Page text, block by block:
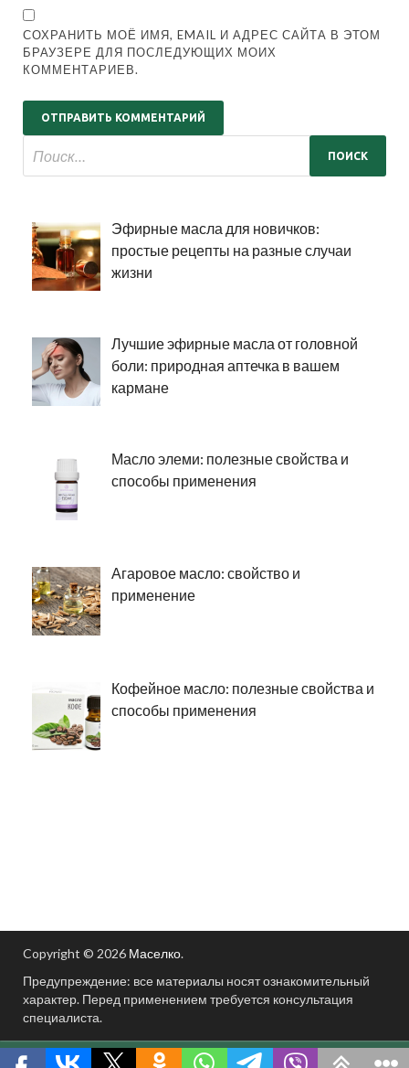
СОХРАНИТЬ МОЁ ИМЯ, EMAIL И АДРЕС САЙТА В ЭТОМ
БРАУЗЕРЕ ДЛЯ ПОСЛЕДУЮЩИХ МОИХ
КОММЕНТАРИЕВ.
Эфирные масла для новичков:
простые рецепты на разные случаи
жизни
Лучшие эфирные масла от головной
боли: природная аптечка в вашем
кармане
Масло элеми: полезные свойства и
способы применения
Агаровое масло: свойство и
применение
Кофейное масло: полезные свойства и
способы применения
Copyright © 2026 Маселко.
Предупреждение: все материалы носят ознакомительный
характер. Перед применением требуется консультация
специалиста.